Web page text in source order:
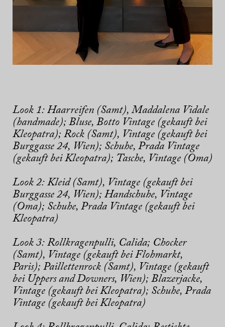
Look 1: Haarreifen (Samt), Maddalena Vidale
(handmade); Bluse, Botto Vintage (gekauft bei
Kleopatra); Rock (Samt), Vintage (gekauft bei
Burggasse 24, Wien); Schuhe, Prada Vintage
(gekauft bei Kleopatra); Tasche, Vintage (Oma)
Look 2: Kleid (Samt), Vintage (gekauft bei
Burggasse 24, Wien); Handschuhe, Vintage
(Oma); Schuhe, Prada Vintage (gekauft bei
Kleopatra)
Look 3: Rollkragenpulli, Calida; Chocker
(Samt), Vintage (gekauft bei Flohmarkt,
Paris); Paillettenrock (Samt), Vintage (gekauft
bei Uppers and Downers, Wien); Blazerjacke,
Vintage (gekauft bei Kleopatra); Schuhe, Prada
Vintage (gekauft bei Kleopatra)